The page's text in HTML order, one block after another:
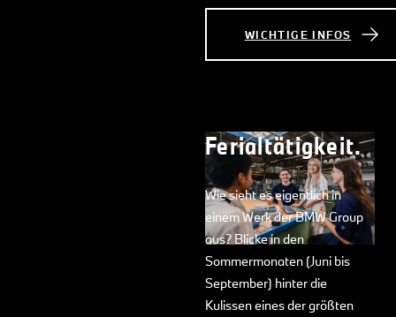
WICHTIGE INFOS
Ferialtätigkeit.
Wie sieht es eigentlich in
einem Werk der BMW Group
aus? Blicke in den
Sommermonaten (Juni bis
September) hinter die
Kulissen eines der größten